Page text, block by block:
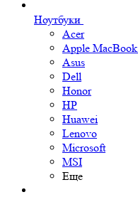
Ноутбуки
Acer
Apple MacBook
Asus
Dell
Honor
HP
Huawei
Lenovo
Microsoft
MSI
Еще